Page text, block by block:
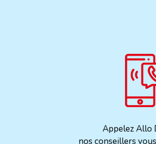
Appelez Allo
nos conseillers